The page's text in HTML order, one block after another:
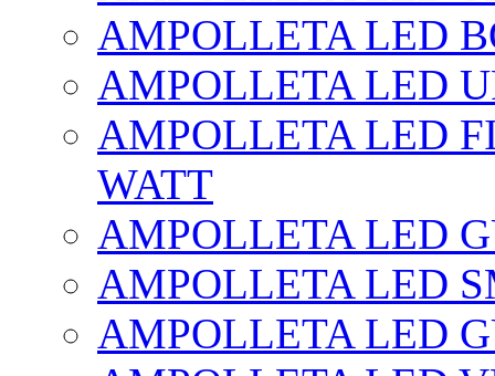
AMPOLLETA LED
AMPOLLETA LED
AMPOLLETA LED
WATT
AMPOLLETA LED
AMPOLLETA LED
AMPOLLETA LED